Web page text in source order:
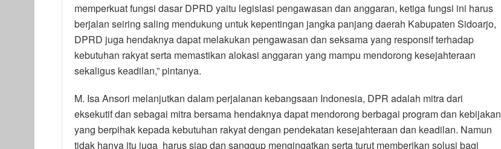
memperkuat fungsi dasar DPRD yaitu legislasi pengawasan dan anggaran, ketiga fungsi ini harus
berjalan seiring saling mendukung untuk kepentingan jangka panjang daerah Kabupaten Sidoarjo,
DPRD juga hendaknya dapat melakukan pengawasan dan seksama yang responsif terhadap
kebutuhan rakyat serta memastikan alokasi anggaran yang mampu mendorong kesejahteraan
sekaligus keadilan,” pintanya.
M. Isa Ansori melanjutkan dalam perjalanan kebangsaan Indonesia, DPR adalah mitra dari
eksekutif dan sebagai mitra bersama hendaknya dapat mendorong berbagai program dan kebijakan
yang berpihak kepada kebutuhan rakyat dengan pendekatan kesejahteraan dan keadilan. Namun
tidak hanya itu juga harus siap dan sanggup mengingatkan serta turut memberikan solusi bagi